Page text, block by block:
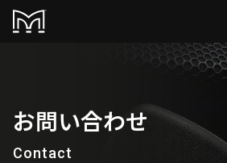
お問い合わせ
Contact